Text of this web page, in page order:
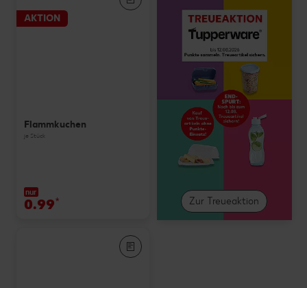
Zur Treueaktion
AKTION
Flammkuchen
je Stück
nur
0.99*